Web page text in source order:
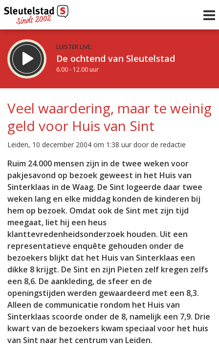
LUISTER LIVE:
De ochtend van Sleutelstad
6.00 - 12.00 uur
De middag van Sleutelstad
12.00 - 17.00 uur
Vorig uur
uur 1 van 0
Inklappen
Veel waardering, maar te weinig
geld voor Huis van Sint
Leiden, 10 december 2004 om 1:38 uur door de redactie
Ruim 24.000 mensen zijn in de twee weken voor
pakjesavond op bezoek geweest in het Huis van
Sinterklaas in de Waag. De Sint logeerde daar twee
weken lang en elke middag konden de kinderen bij
hem op bezoek. Omdat ook de Sint met zijn tijd
meegaat, liet hij een heus
klanttevredenheidsonderzoek houden. Uit een
representatieve enquête gehouden onder de
bezoekers blijkt dat het Huis van Sinterklaas een
dikke 8 krijgt. De Sint en zijn Pieten zelf kregen zelfs
een 8,6. De aankleding, de sfeer en de
openingstijden werden gewaardeerd met een 8,3.
Alleen de communicatie rondom het Huis van
Sinterklaas scoorde onder de 8, namelijk een 7,9. Drie
kwart van de bezoekers kwam speciaal voor het huis
van Sint naar het centrum van Leiden.